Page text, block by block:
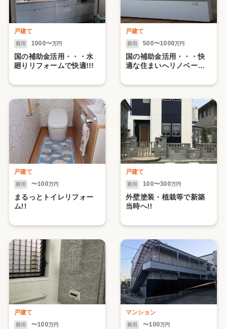
戸建て
費用 1000〜万円
国の補助金活用・・・水
廻りリフォームで快適!!!
戸建て
費用 500〜1000万円
国の補助金活用・・・快
適な住まいへリノベーシ
戸建て
費用 〜100万円
まるっとトイレリフォー
ム!!
戸建て
費用 100〜300万円
外壁塗装・植栽等で新築
当時へ!!
戸建て
費用 〜100万円
マンション
費用 〜100万円